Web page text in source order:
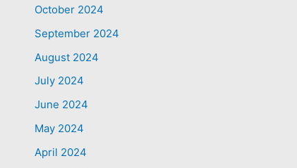
October 2024
September 2024
August 2024
July 2024
June 2024
May 2024
April 2024